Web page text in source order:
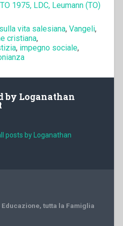
1975, LDC, Leumann (TO)
vita salesiana, Vangeli,
cristiana,
, impegno sociale,
by Loganathan
posts by Loganathan
Educazione, tutta la Famiglia